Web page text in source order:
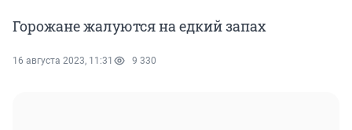
Горожане жалуются на едкий запах
16 августа 2023, 11:31 9 330